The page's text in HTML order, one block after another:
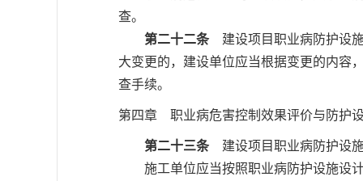
查。
第二十二条建设项目职业病防护设施
大变更的，建设单位应当根据变更的内容
查手续。
第四章 职业病危害控制效果评价与防护
第二十三条建设项目职业病防护设施
施工单位应当按照职业病防护设施设计